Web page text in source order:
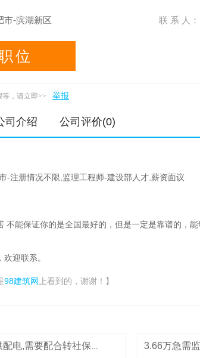
市-滨湖新区 联 系 人：
位
，请立即>> 举报
司介绍 公司评价(0)
-注册情况不限,监理工程师-建设部人才,薪资面议
不能保证你的是全国最好的，但是一定是靠谱的，
迎联系。
98建筑网上看到的，谢谢！】
6.93万急需注册供配电,需要配合转社保直签 3.66万急需
公用设备工程师 7